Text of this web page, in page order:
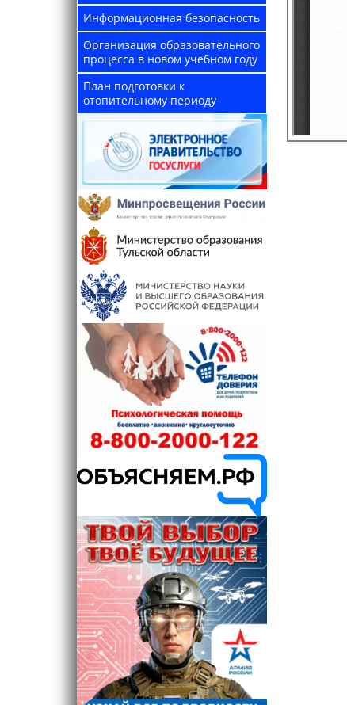
Информационная безопасность
Организация образовательного
процесса в новом учебном году
План подготовки к
отопительному периоду